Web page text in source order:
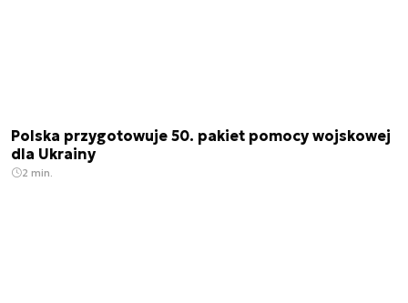
Polska przygotowuje 50. pakiet pomocy wojskowej
dla Ukrainy
2 min.